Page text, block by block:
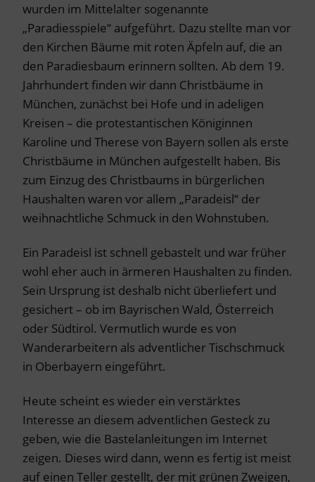
wurden im Mittelalter sogenannte
„Paradiesspiele“ aufgeführt. Dazu stellte man vor
den Kirchen Bäume mit roten Äpfeln auf, die an
den Paradiesbaum erinnern sollten. Ab dem 19.
Jahrhundert finden wir dann Christbäume in
München, zunächst bei Hofe und in adeligen
Kreisen – die protestantischen Königinnen
Karoline und Therese von Bayern sollen als erste
Christbäume in München aufgestellt haben. Bis
zum Einzug des Christbaums in bürgerlichen
Haushalten waren vor allem „Paradeisl“ der
weihnachtliche Schmuck in den Wohnstuben.
Ein Paradeisl ist schnell gebastelt und war früher
wohl eher auch in ärmeren Haushalten zu finden.
Sein Ursprung ist deshalb nicht überliefert und
gesichert – ob im Bayrischen Wald, Österreich
oder Südtirol. Vermutlich wurde es von
Wanderarbeitern als adventlicher Tischschmuck
in Oberbayern eingeführt.
Heute scheint es wieder ein verstärktes
Interesse an diesem adventlichen Gesteck zu
geben, wie die Bastelanleitungen im Internet
zeigen. Dieses wird dann, wenn es fertig ist meist
auf einen Teller gestellt, der mit grünen Zweigen,